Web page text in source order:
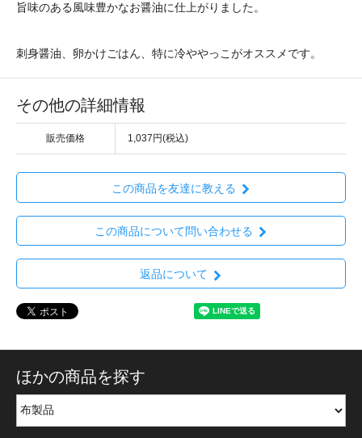
旨味のある風味豊かなお醤油に仕上がりました。
刺身醤油、卵かけごはん、特に冷ややっこがオススメです。
その他の詳細情報
販売価格 1,037円(税込)
この商品を友達に教える
この商品について問い合わせる
返品について
ほかの商品を探す